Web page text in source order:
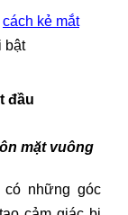
cách kẻ mắt
bật
đầu
mặt vuông
những góc